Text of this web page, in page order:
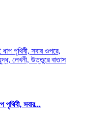
পৃথিবী, সবার...